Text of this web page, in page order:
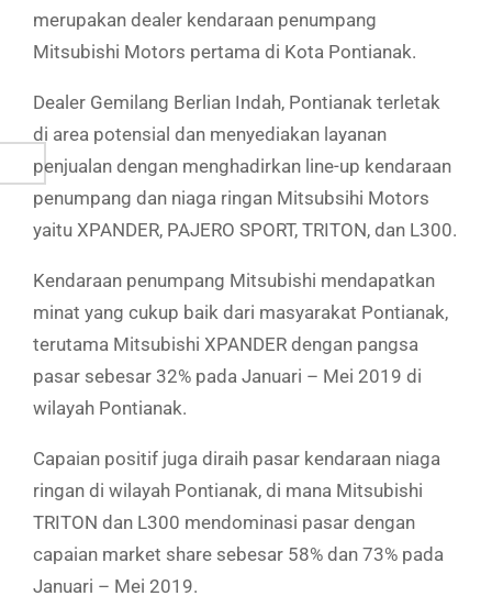
merupakan dealer kendaraan penumpang
Mitsubishi Motors pertama di Kota Pontianak.
Dealer Gemilang Berlian Indah, Pontianak terletak
di area potensial dan menyediakan layanan
penjualan dengan menghadirkan line-up kendaraan
penumpang dan niaga ringan Mitsubsihi Motors
yaitu XPANDER, PAJERO SPORT, TRITON, dan L300.
Kendaraan penumpang Mitsubishi mendapatkan
minat yang cukup baik dari masyarakat Pontianak,
terutama Mitsubishi XPANDER dengan pangsa
pasar sebesar 32% pada Januari – Mei 2019 di
wilayah Pontianak.
Capaian positif juga diraih pasar kendaraan niaga
ringan di wilayah Pontianak, di mana Mitsubishi
TRITON dan L300 mendominasi pasar dengan
capaian market share sebesar 58% dan 73% pada
Januari – Mei 2019.